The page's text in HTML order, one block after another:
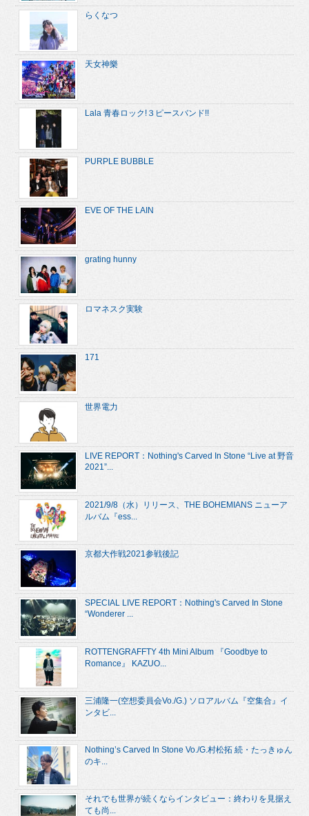
らくなつ
天女神樂
Lala 青春ロック!３ピースバンド!!
PURPLE BUBBLE
EVE OF THE LAIN
grating hunny
ロマネスク実験
171
世界電力
LIVE REPORT：Nothing's Carved In Stone “Live at 野音
2021”...
2021/9/8（水）リリース、THE BOHEMIANS ニューア
ルバム『ess...
京都大作戦2021参戦後記
SPECIAL LIVE REPORT：Nothing's Carved In Stone
“Wonderer ...
ROTTENGRAFFTY 4th Mini Album 『Goodbye to
Romance』 KAZUO...
三浦隆一(空想委員会Vo./G.) ソロアルバム『空集合』イ
ンタビ...
Nothing’s Carved In Stone Vo./G.村松拓 続・たっきゅん
のキ...
それでも世界が続くならインタビュー：終わりを見据え
ても尚...